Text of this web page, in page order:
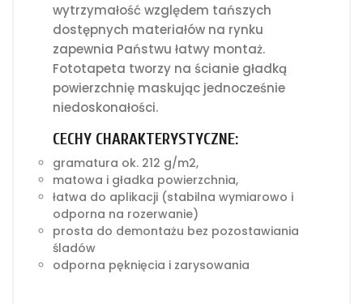
wytrzymałość względem tańszych
dostępnych materiałów na rynku
zapewnia Państwu łatwy montaż.
Fototapeta tworzy na ścianie gładką
powierzchnię maskując jednocześnie
niedoskonałości.
CECHY CHARAKTERYSTYCZNE:
gramatura ok. 212 g/m2,
matowa i gładka powierzchnia,
łatwa do aplikacji (stabilna wymiarowo i
odporna na rozerwanie)
prosta do demontażu bez pozostawiania
śladów
odporna pęknięcia i zarysowania